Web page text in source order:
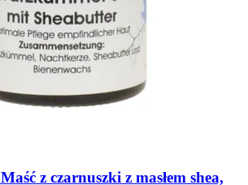
Maść z czarnuszki z masłem shea,